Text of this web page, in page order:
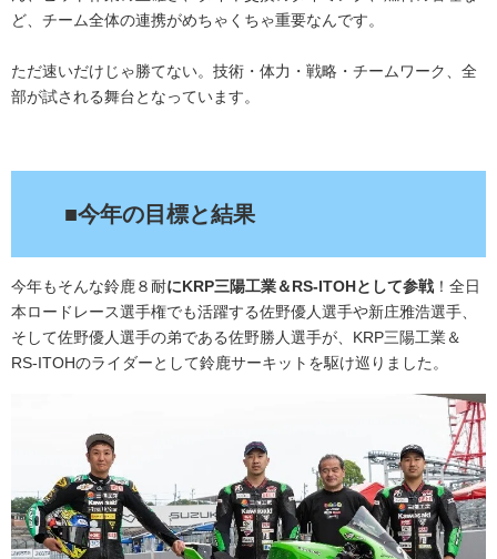
ど、チーム全体の連携がめちゃくちゃ重要なんです。
ただ速いだけじゃ勝てない。技術・体力・戦略・チームワーク、全
部が試される舞台となっています。
■今年の目標と結果
今年もそんな鈴鹿８耐にKRP三陽工業＆RS‐ITOHとして参戦 ！全日
本ロードレース選手権でも活躍する佐野優人選手や新庄雅浩選手、
そして佐野優人選手の弟である佐野勝人選手が、KRP三陽工業＆
RS‐ITOHのライダーとして鈴鹿サーキットを駆け巡りました。